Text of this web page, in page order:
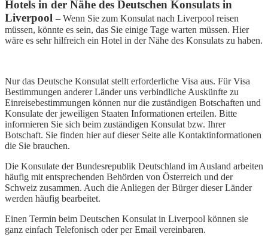
Hotels in der Nähe des Deutschen Konsulats in
Liverpool – Wenn Sie zum Konsulat nach Liverpool reisen
müssen, könnte es sein, das Sie einige Tage warten müssen. Hier
wäre es sehr hilfreich ein Hotel in der Nähe des Konsulats zu haben.
Nur das Deutsche Konsulat stellt erforderliche Visa aus. Für Visa
Bestimmungen anderer Länder uns verbindliche Auskünfte zu
Einreisebestimmungen können nur die zuständigen Botschaften und
Konsulate der jeweiligen Staaten Informationen erteilen. Bitte
informieren Sie sich beim zuständigen Konsulat bzw. Ihrer
Botschaft. Sie finden hier auf dieser Seite alle Kontaktinformationen
die Sie brauchen.
Die Konsulate der Bundesrepublik Deutschland im Ausland arbeiten
häufig mit entsprechenden Behörden von Österreich und der
Schweiz zusammen. Auch die Anliegen der Bürger dieser Länder
werden häufig bearbeitet.
Einen Termin beim Deutschen Konsulat in Liverpool können sie
ganz einfach Telefonisch oder per Email vereinbaren.